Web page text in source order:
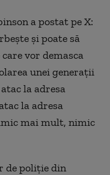
a postat pe X:
și poate să
vor demasca
unei generații
la adresa
la adresa
mai mult, nimic
de poliţie din